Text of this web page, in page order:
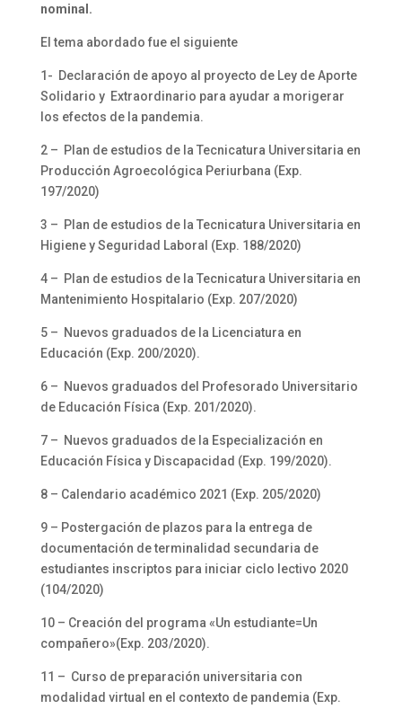
nominal.
El tema abordado fue el siguiente
1- Declaración de apoyo al proyecto de Ley de Aporte
Solidario y Extraordinario para ayudar a morigerar
los efectos de la pandemia.
2 – Plan de estudios de la Tecnicatura Universitaria en
Producción Agroecológica Periurbana (Exp.
197/2020)
3 – Plan de estudios de la Tecnicatura Universitaria en
Higiene y Seguridad Laboral (Exp. 188/2020)
4 – Plan de estudios de la Tecnicatura Universitaria en
Mantenimiento Hospitalario (Exp. 207/2020)
5 – Nuevos graduados de la Licenciatura en
Educación (Exp. 200/2020).
6 – Nuevos graduados del Profesorado Universitario
de Educación Física (Exp. 201/2020).
7 – Nuevos graduados de la Especialización en
Educación Física y Discapacidad (Exp. 199/2020).
8 – Calendario académico 2021 (Exp. 205/2020)
9 – Postergación de plazos para la entrega de
documentación de terminalidad secundaria de
estudiantes inscriptos para iniciar ciclo lectivo 2020
(104/2020)
10 – Creación del programa «Un estudiante=Un
compañero»(Exp. 203/2020).
11 – Curso de preparación universitaria con
modalidad virtual en el contexto de pandemia (Exp.